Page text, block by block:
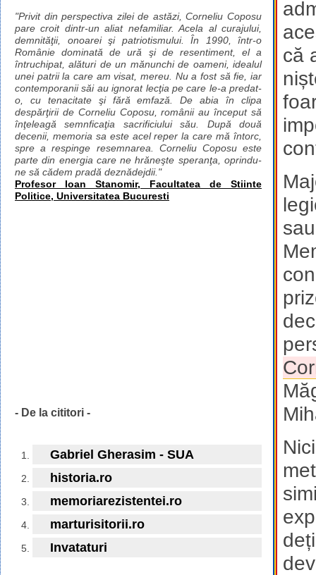
că
"Privit din perspectiva zilei de astăzi, Corneliu Coposu
pare croit dintr-un aliat nefamiliar. Acela al curajului,
demnităţii, onoarei şi patriotismului. În 1990, într-o
Românie dominată de ură şi de resentiment, el a
întruchipat, alături de un mănunchi de oameni, idealul
unei patrii la care am visat, mereu. Nu a fost să fie, iar
contemporanii săi au ignorat lecţia pe care le-a predat-
o, cu tenacitate şi fără emfază. De abia în clipa
despărţirii de Corneliu Coposu, românii au început să
înţeleagă semnficaţia sacrificiului său. După două
decenii, memoria sa este acel reper la care mă întorc,
spre a respinge resemnarea. Corneliu Coposu este
parte din energia care ne hrăneşte speranţa, oprindu-
ne să cădem pradă deznădejdii."
Profesor Ioan Stanomir, Facultatea de Stiinte
Politice, Universitatea Bucuresti
- De la cititori -
Gabriel Gherasim - SUA
historia.ro
memoriarezistentei.ro
marturisitorii.ro
Invataturi